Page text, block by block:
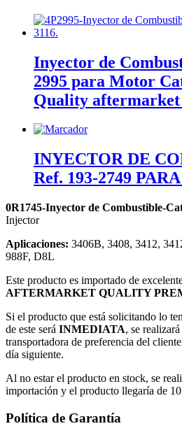
Inyector de
2995 para Motor
Quality
INYECTOR DE
Ref. 193-2749
0R1745-Inyector de Combustible-
Injector
Aplicaciones: 3406B, 3408, 3412,
988F, D8L
Este producto es importado de
AFTERMARKET QUALITY
Si el producto que está solicitando lo
de este será INMEDIATA, se
transportadora de preferencia del
día siguiente.
Al no estar el producto en stock, se
importación y el producto llegaría de
Política de Garantía